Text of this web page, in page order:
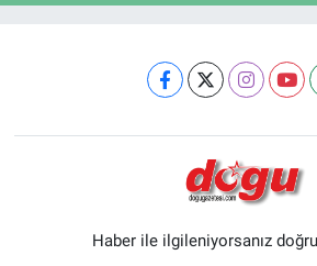
Haber ile ilgileniyorsanız